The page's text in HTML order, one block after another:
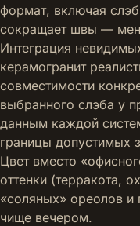
формат, включая
сокращает швы —
Интеграция
керамогранит
совместимости
выбранного слэба у
данным каждой
границы допустимых
Цвет вместо
оттенки (терракота,
«соляных» ореолов и
чище вечером.